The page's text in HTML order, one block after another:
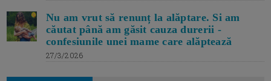
Nu am vrut să renunț la alăptare. Si am
căutat până am găsit cauza durerii -
confesiunile unei mame care alăptează
27/3/2026